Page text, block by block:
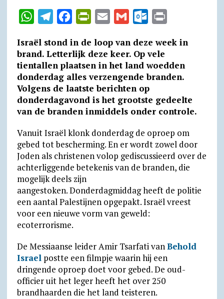
W
a
t
s
A
p
T
l
e
g
r
a
c
e
b
o
o
i
n
t
F
r
e
d
y
a
i
l
a
i
l
t
l
o
o
k
c
m
i
n
t
Israël stond in de loop van deze week in
brand. Letterlijk deze keer. Op vele
tientallen plaatsen in het land woedden
donderdag alles verzengende branden.
Volgens de laatste berichten op
donderdagavond is het grootste gedeelte
van de branden inmiddels onder controle.
Vanuit Israël klonk donderdag de oproep om
gebed tot bescherming. En er wordt zowel door
Joden als christenen volop gediscussieerd over de
achterliggende betekenis van de branden, die
mogelijk deels zijn
aangestoken. Donderdagmiddag heeft de politie
een aantal Palestijnen opgepakt. Israël vreest
voor een nieuwe vorm van geweld:
ecoterrorisme.
De Messiaanse leider Amir Tsarfati vanBehold
Israelpostte een filmpje waarin hij een
dringende oproep doet voor gebed. De oud-
officier uit het leger heeft het over 250
brandhaarden die het land teisteren.